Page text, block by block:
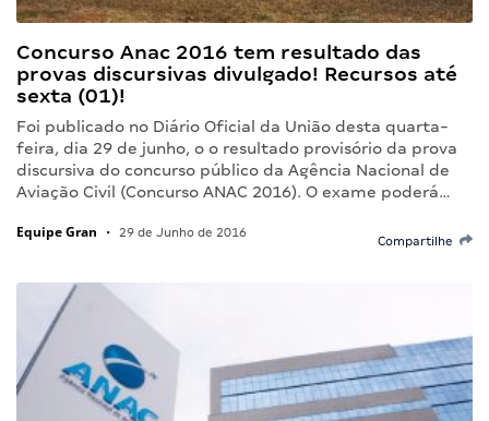
Concurso Anac 2016 tem resultado das
provas discursivas divulgado! Recursos até
sexta (01)!
Foi publicado no Diário Oficial da União desta quarta-
feira, dia 29 de junho, o o resultado provisório da prova
discursiva do concurso público da Agência Nacional de
Aviação Civil (Concurso ANAC 2016). O exame poderá…
Equipe Gran • 29 de Junho de 2016
Compartilhe